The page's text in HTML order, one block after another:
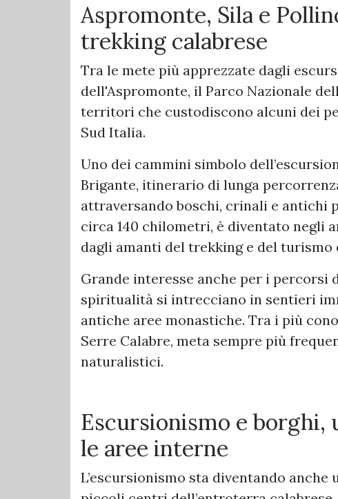
Aspromonte, Sila e
trekking calabrese
Tra le mete più apprezzate dagli
dell'Aspromonte, il Parco Nazionale
territori che custodiscono alcuni dei
Sud Italia.
Uno dei cammini simbolo
Brigante, itinerario di lunga
attraversando boschi, crinali e antichi
circa 140 chilometri, è diventato negli
dagli amanti del trekking e del turismo
Grande interesse anche per i percorsi
spiritualità si intrecciano in sentieri
antiche aree monastiche. Tra i più
Serre Calabre, meta sempre più
naturalistici.
Escursionismo e borghi,
le aree interne
L’escursionismo sta diventando